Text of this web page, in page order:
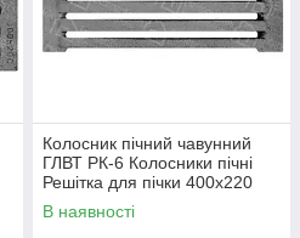
Колосник пічний чавунний
ГЛВТ РК-6 Колосники пічні
Решітка для пічки 400х220
мм Колосникові решітки
В наявності